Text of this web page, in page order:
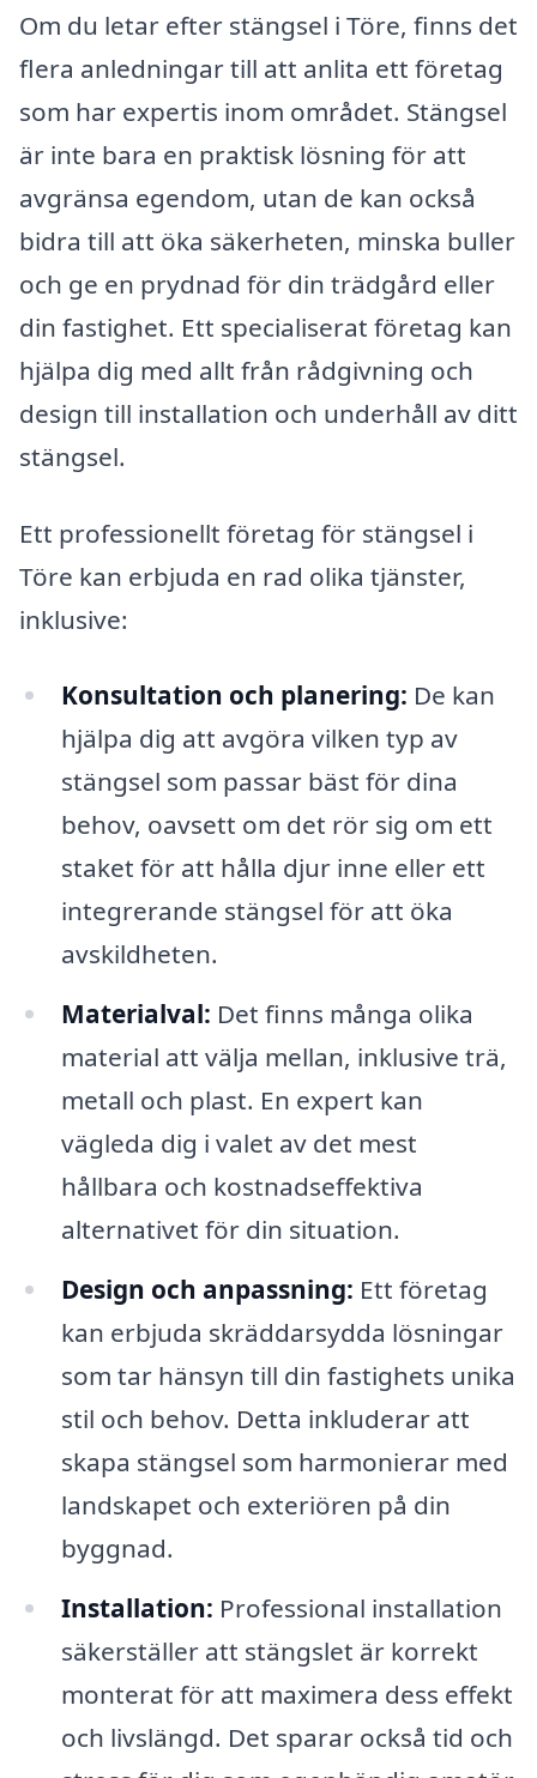
Om du letar efter stängsel i Töre, finns det
flera anledningar till att anlita ett företag
som har expertis inom området. Stängsel
är inte bara en praktisk lösning för att
avgränsa egendom, utan de kan också
bidra till att öka säkerheten, minska buller
och ge en prydnad för din trädgård eller
din fastighet. Ett specialiserat företag kan
hjälpa dig med allt från rådgivning och
design till installation och underhåll av ditt
stängsel.
Ett professionellt företag för stängsel i
Töre kan erbjuda en rad olika tjänster,
inklusive:
Konsultation och planering: De kan
hjälpa dig att avgöra vilken typ av
stängsel som passar bäst för dina
behov, oavsett om det rör sig om ett
staket för att hålla djur inne eller ett
integrerande stängsel för att öka
avskildheten.
Materialval: Det finns många olika
material att välja mellan, inklusive trä,
metall och plast. En expert kan
vägleda dig i valet av det mest
hållbara och kostnadseffektiva
alternativet för din situation.
Design och anpassning: Ett företag
kan erbjuda skräddarsydda lösningar
som tar hänsyn till din fastighets unika
stil och behov. Detta inkluderar att
skapa stängsel som harmonierar med
landskapet och exteriören på din
byggnad.
Installation: Professional installation
säkerställer att stängslet är korrekt
monterat för att maximera dess effekt
och livslängd. Det sparar också tid och